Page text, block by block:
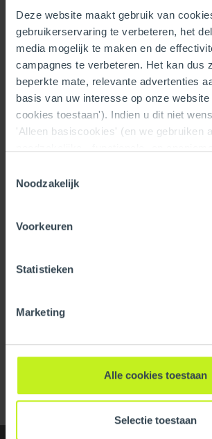
Deze website maakt gebruik van
gebruikerservaring te verbeteren, het
media mogelijk te maken en de
campagnes te verbeteren. Het kan dus
beperkte mate, relevante advertenties
basis van uw interesse op onze
cookies toestaan'). Indien u dit niet
'Alleen basiscookies' (en we gebruiken
De 'Details tonen' knop geeft per
uitleg. Op onze privacy
informatie. Op deze pagina kunt u
ongedaan maken.
Noodzakelijk
Voorkeuren
Statistieken
Marketing
Alle cookies toestaan
Selectie toestaan
Ventilation
Air Excellent
Read more
Haelix